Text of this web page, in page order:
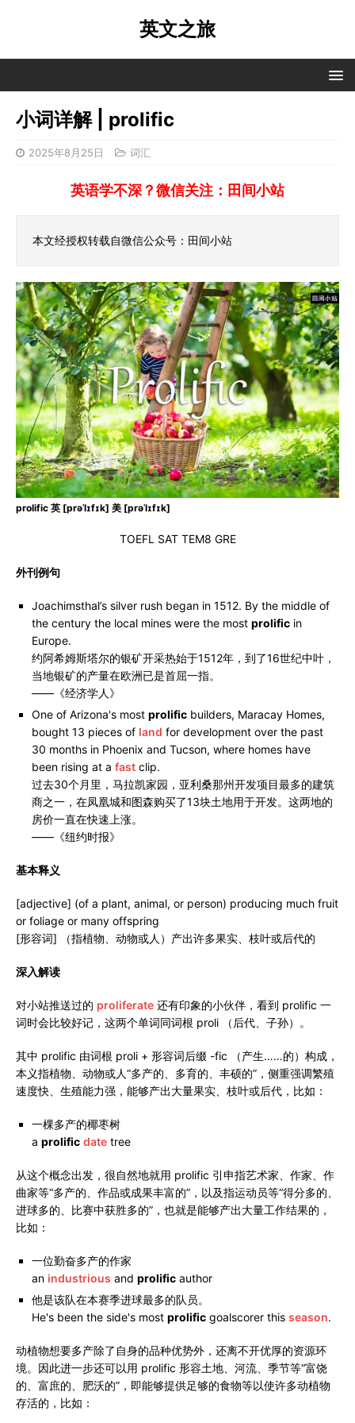
英文之旅
小词详解 | prolific
2025年8月25日 词汇
英语学不深？微信关注：田间小站
本文经授权转载自微信公众号：田间小站
prolific 英 [prəˈlɪfɪk] 美 [prəˈlɪfɪk]
TOEFL SAT TEM8 GRE
外刊例句
Joachimsthal’s silver rush began in 1512. By the middle of
the century the local mines were the most prolific in
Europe.
约阿希姆斯塔尔的银矿开采热始于1512年，到了16世纪中叶，
当地银矿的产量在欧洲已是首屈一指。
——《经济学人》
One of Arizona's most prolific builders, Maracay Homes,
bought 13 pieces of land for development over the past
30 months in Phoenix and Tucson, where homes have
been rising at a fast clip.
过去30个月里，马拉凯家园，亚利桑那州开发项目最多的建筑
商之一，在凤凰城和图森购买了13块土地用于开发。这两地的
房价一直在快速上涨。
——《纽约时报》
基本释义
[adjective] (of a plant, animal, or person) producing much fruit
or foliage or many offspring
[形容词] （指植物、动物或人）产出许多果实、枝叶或后代的
深入解读
对小站推送过的 proliferate 还有印象的小伙伴，看到 prolific 一
词时会比较好记，这两个单词同词根 proli （后代、子孙）。
其中 prolific 由词根 proli + 形容词后缀 -fic （产生……的）构成，
本义指植物、动物或人“多产的、多育的、丰硕的”，侧重强调繁殖
速度快、生殖能力强，能够产出大量果实、枝叶或后代，比如：
一棵多产的椰枣树
a prolific date tree
从这个概念出发，很自然地就用 prolific 引申指艺术家、作家、作
曲家等“多产的、作品或成果丰富的”，以及指运动员等“得分多的、
进球多的、比赛中获胜多的”，也就是能够产出大量工作结果的，
比如：
一位勤奋多产的作家
an industrious and prolific author
他是该队在本赛季进球最多的队员。
He's been the side's most prolific goalscorer this season.
动植物想要多产除了自身的品种优势外，还离不开优厚的资源环
境。因此进一步还可以用 prolific 形容土地、河流、季节等“富饶
的、富庶的、肥沃的”，即能够提供足够的食物等以使许多动植物
存活的，比如：